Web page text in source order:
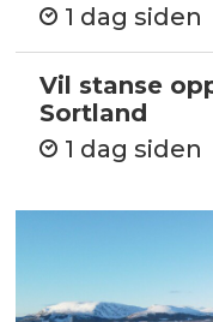
1 dag siden
Vil stanse
Sortland
1 dag siden